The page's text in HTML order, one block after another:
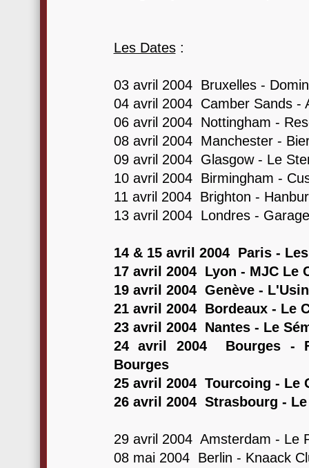
Les Dates:
03 avril 2004 Bruxelles -
04 avril 2004 Camber Sands -
06 avril 2004 Nottingham -
08 avril 2004 Manchester -
09 avril 2004 Glasgow - Le
10 avril 2004 Birmingham -
11 avril 2004 Brighton -
13 avril 2004 Londres - Garage
14 & 15 avril 2004 Paris -
17 avril 2004 Lyon - MJC Le
19 avril 2004 Genève -
21 avril 2004 Bordeaux - Le
23 avril 2004 Nantes - Le
24 avril 2004 Bourges -
Bourges
25 avril 2004 Tourcoing - Le
26 avril 2004 Strasbourg -
29 avril 2004 Amsterdam - Le
08 mai 2004 Berlin - Knaack